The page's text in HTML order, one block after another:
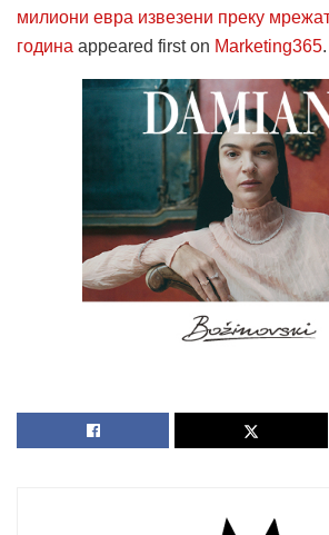
милиони евра извезени преку
година appeared first on Marketing365.